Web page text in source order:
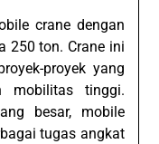
crane dengan
250 ton. Crane ini
proyek yang
mobilitas tinggi.
besar, mobile
tugas angkat